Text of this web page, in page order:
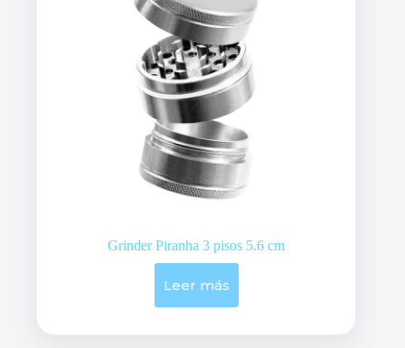
Grinder Piranha 3 pisos 5.6 cm
Leer más